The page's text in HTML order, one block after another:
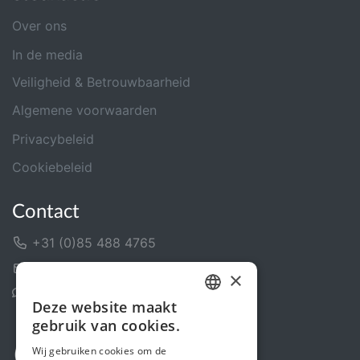
Over ons
In de media
Veiligheid & Betrouwbaarheid
Algemene voorwaarden
Privacybeleid
Cookiebeleid
Contact
+31 (0)85 488 4765
×
Deze website maakt
gebruik van cookies.
Wij gebruiken cookies om de